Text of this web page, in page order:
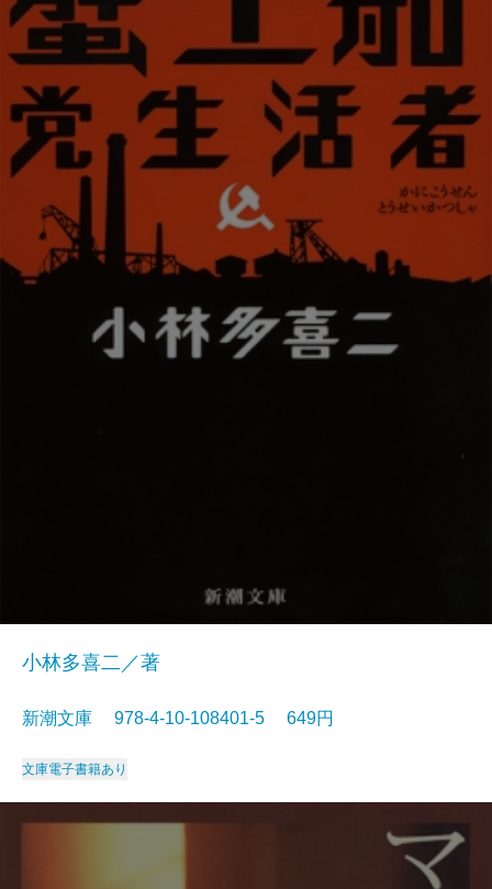
小林多喜二／著
新潮文庫 978-4-10-108401-5 649円
文庫電子書籍あり